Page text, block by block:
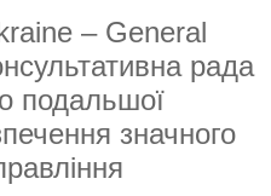
– General
рада
подальшої
значного